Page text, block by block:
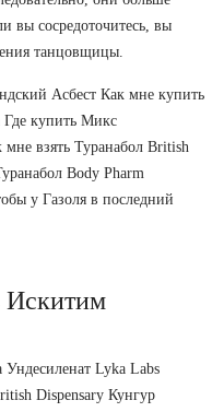
вы сосредоточитесь, вы
танцовщицы.
Асбест Как мне купить
Где купить Микс
мне взять Туранабол British
Body Pharm
у Газоля в последний
Искитим
Ундесиленат Lyka Labs
Dispensary Кунгур